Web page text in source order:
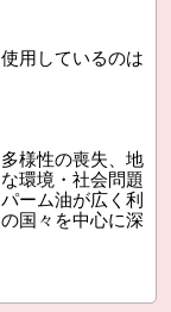
用しているのは
様性の喪失、地
環境・社会問題
ーム油が広く利
国々を中心に深